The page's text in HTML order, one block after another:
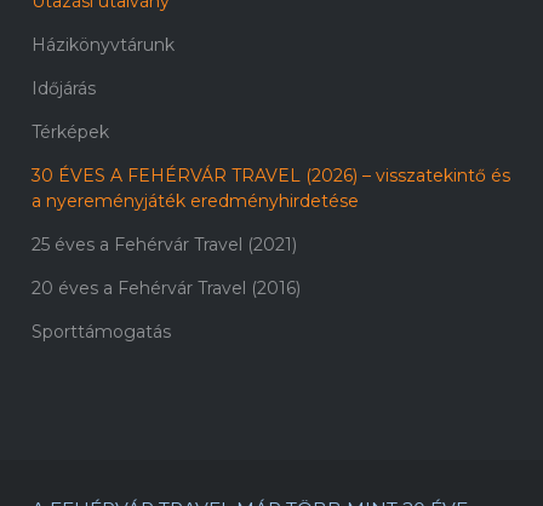
Házikönyvtárunk
Időjárás
Térképek
30 ÉVES A FEHÉRVÁR TRAVEL (2026) – visszatekintő és
a nyereményjáték eredményhirdetése
25 éves a Fehérvár Travel (2021)
20 éves a Fehérvár Travel (2016)
Sporttámogatás